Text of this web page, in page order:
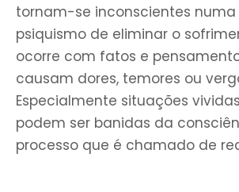
tornam-se inconscientes
psiquismo de eliminar o
ocorre com fatos e
causam dores, temores ou
Especialmente situações
podem ser banidas da
processo que é chamado de